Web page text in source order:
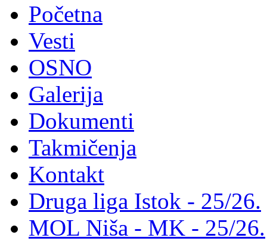
Početna
Vesti
OSNO
Galerija
Dokumenti
Takmičenja
Kontakt
Druga liga Istok - 25/26.
MOL Niša - MK - 25/26.